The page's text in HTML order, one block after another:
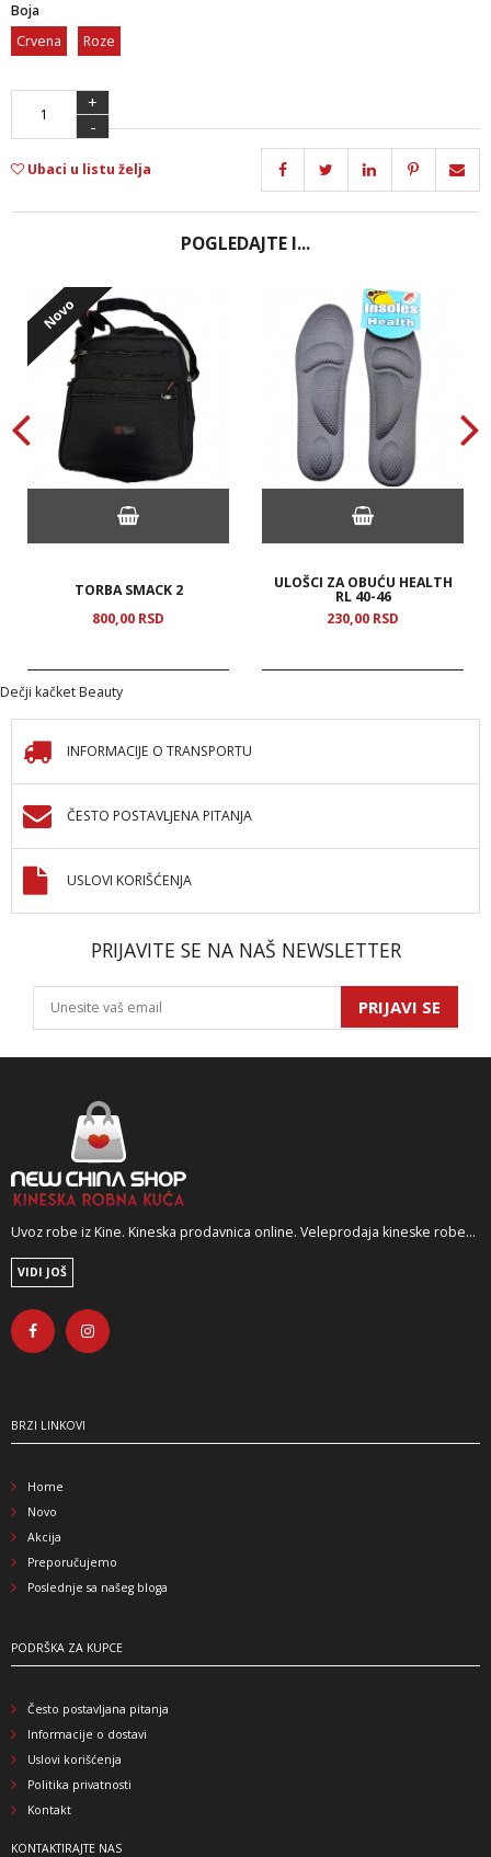
Boja
Crvena
Roze
+
-
Ubaci u listu želja
POGLEDAJTE I...
Novo
TORBA SMACK 2
800,00 RSD
ULOŠCI ZA OBUĆU HEALTH
RL 40-46
230,00 RSD
Dečji kačket Beauty
INFORMACIJE O TRANSPORTU
ČESTO POSTAVLJENA PITANJA
USLOVI KORIŠĆENJA
PRIJAVITE SE NA NAŠ NEWSLETTER
PRIJAVI SE
Uvoz robe iz Kine. Kineska prodavnica online. Veleprodaja kineske robe...
VIDI JOŠ
BRZI LINKOVI
Home
Novo
Akcija
Preporučujemo
Poslednje sa našeg bloga
PODRŠKA ZA KUPCE
Često postavljana pitanja
Informacije o dostavi
Uslovi korišćenja
Politika privatnosti
Kontakt
KONTAKTIRAJTE NAS